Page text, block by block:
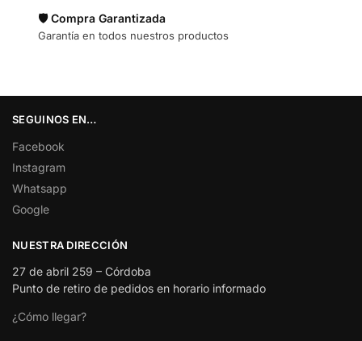
🛡️ Compra Garantizada
Garantía en todos nuestros productos
SEGUINOS EN…
Facebook
Instagram
Whatsapp
Google
NUESTRA DIRECCIÓN
27 de abril 259 – Córdoba
Punto de retiro de pedidos en horario informado
¿Cómo llegar?